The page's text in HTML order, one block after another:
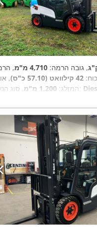
, גובה הרמה: 4,710 מ"מ
,
42 קילוואט (57.10 כ"ס)
,
המזלג: 1,200 מ"מ , סוג הנעה: